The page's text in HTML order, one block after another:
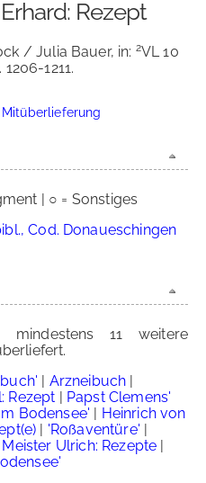
Rezept
/ Julia Bauer, in: 2VL 10
1206-1211.
Mitüberlieferung
| ○ = Sonstiges
Cod. Donaueschingen
11 weitere
| Arzneibuch |
Rezept | Papst Clemens'
Bodensee' | Heinrich von
| 'Roßaventüre' |
Meister Ulrich: Rezepte |